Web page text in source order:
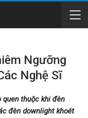
Ngưỡng
Nghệ Sĩ
quen thuộc khi đèn
đèn downlight khoét